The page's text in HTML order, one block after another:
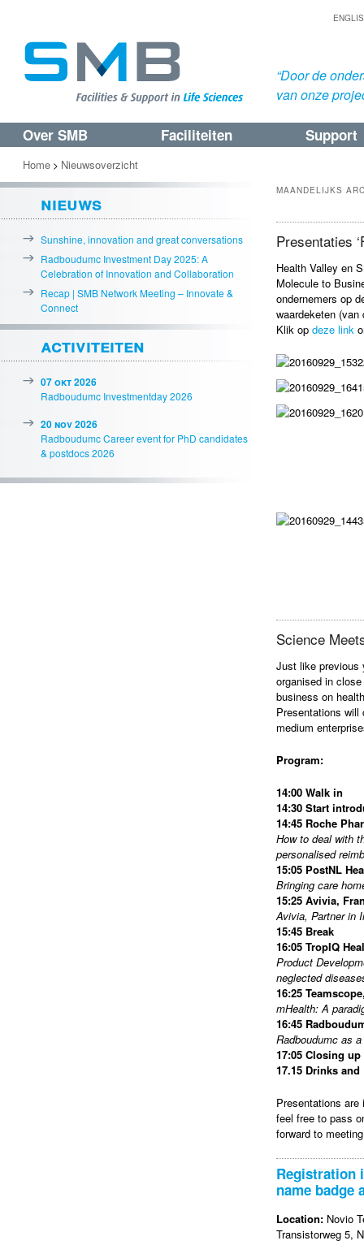
“Door de
van onze
Spring
naar
de
primaire
inhoud
Spring
naar
de
secundaire
inhoud
Over SMB Faciliteiten Support
MAANDELIJKS
Presentaties
Health Valley en
Molecule to
ondernemers op
waardeketen
Klik op deze link
Science
Just like previous
organised in
business on
Presentations will
medium
Program:
14:00 Walk in
14:30 Start
14:45 Roche
How to deal with
personalised
15:05 PostNL
Bringing care
15:25 Avivia,
Avivia, Partner in
15:45 Break
16:05 TropIQ
Product
neglected
16:25
mHealth: A
16:45
Radboudumc as
17:05 Closing up
17.15 Drinks and
Presentations
feel free to pass
forward to
Registration
name badge
Location: Novio
Transistorweg 5,
Home > Nieuwsoverzicht
nieuws
Sunshine, innovation and great conversations
Radboudumc Investment Day 2025: A
Celebration of Innovation and Collaboration
Recap | SMB Network Meeting – Innovate &
Connect
activiteiten
07 okt 2026
Radboudumc Investmentday 2026
20 nov 2026
Radboudumc Career event for PhD candidates
& postdocs 2026